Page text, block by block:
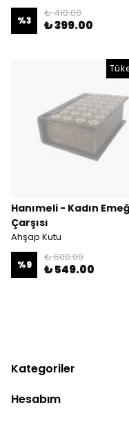
%3
₺ 410.00
₺ 399.00
Hanımeli - Kadın
Çarşısı
Ahşap Kutu
%9
₺ 600.00
₺ 549.00
Kategoriler
Hesabım